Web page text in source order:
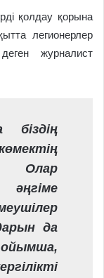
қолдау қорына
легионерлер
журналист
Олар
да